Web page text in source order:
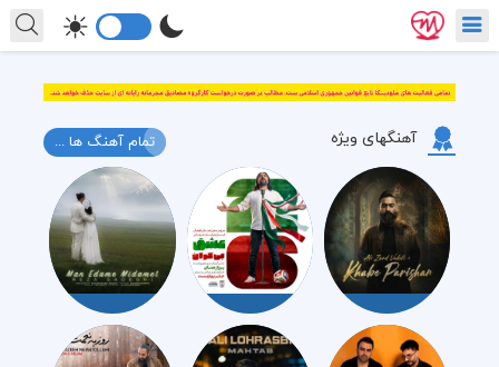
آهنگهای ویژه تمام آهنگ ها ...